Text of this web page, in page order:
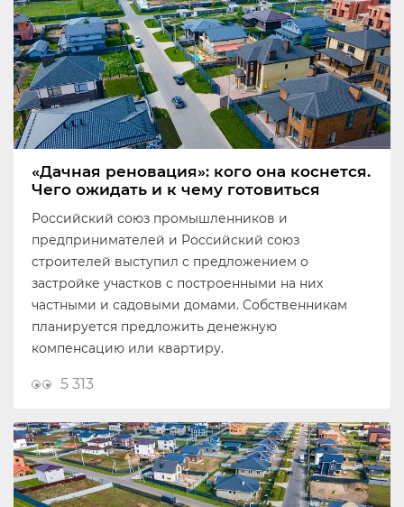
Коронавирус
Блог Апартаменты
Дача
Коммерческая недвижимость
Коммуникации
Транспорт
Элитная недвижимость
Благоустройство
Озеленение
Рейтинги
Банки
Прогнозы
«Дачная реновация»: кого она коснется.
Чего ожидать и к чему готовиться
Российский союз промышленников и
предпринимателей и Российский союз
строителей выступил с предложением о
застройке участков с построенными на них
частными и садовыми домами. Cобственникам
планируется предложить денежную
компенсацию или квартиру.
5 313